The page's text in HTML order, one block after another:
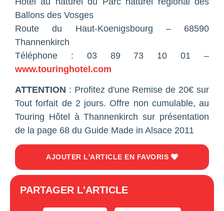
Ballons des Vosges
Route du Haut-Koenigsbourg – 68590
Thannenkirch
Téléphone : 03 89 73 10 01 –
www.touringhotel.com
ATTENTION : Profitez d'une Remise de 20€ sur
Tout forfait de 2 jours. Offre non cumulable, au
Touring Hôtel à Thannenkirch sur présentation
de la page 68 du Guide Made in Alsace 2011
AJOUTER L'ARTICLE EN FAVORIS
PARTAGER L'ARTICLE